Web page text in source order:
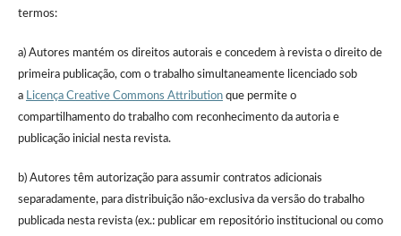
termos:
a) Autores mantém os direitos autorais e concedem à revista o direito de
primeira publicação, com o trabalho simultaneamente licenciado sob
a Licença Creative Commons Attributionque permite o
compartilhamento do trabalho com reconhecimento da autoria e
publicação inicial nesta revista.
b) Autores têm autorização para assumir contratos adicionais
separadamente, para distribuição não-exclusiva da versão do trabalho
publicada nesta revista (ex.: publicar em repositório institucional ou como